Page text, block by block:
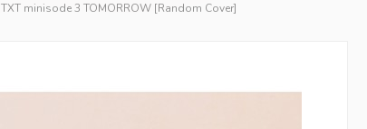
TXT minisode 3 TOMORROW [Random Cover]